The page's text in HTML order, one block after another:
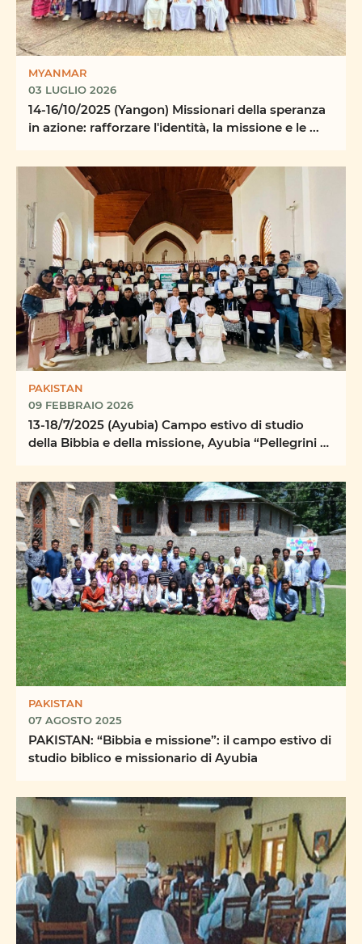
MYANMAR
03 LUGLIO 2026
14-16/10/2025 (Yangon) Missionari della speranza
in azione: rafforzare l'identità, la missione e le ...
PAKISTAN
09 FEBBRAIO 2026
13-18/7/2025 (Ayubia) Campo estivo di studio
della Bibbia e della missione, Ayubia “Pellegrini e
PAKISTAN
07 AGOSTO 2025
PAKISTAN: “Bibbia e missione”: il campo estivo di
studio biblico e missionario di Ayubia